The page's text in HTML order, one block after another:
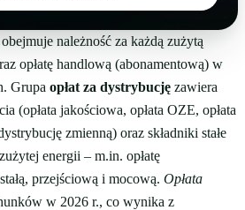
obejmuje należność za każdą zużytą
opłatę handlową (abonamentową) w
Grupa opłat za dystrybucję zawiera
(opłata jakościowa, opłata OZE, opłata
zmienną) oraz składniki stałe
energii – m.in. opłatę
przejściową i mocową. Opłata
w 2026 r., co wynika z